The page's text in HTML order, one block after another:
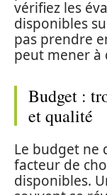
vérifiez les
disponibles
pas prendre
peut mener à
Budget :
et qualité
Le budget ne
facteur de
disponibles.